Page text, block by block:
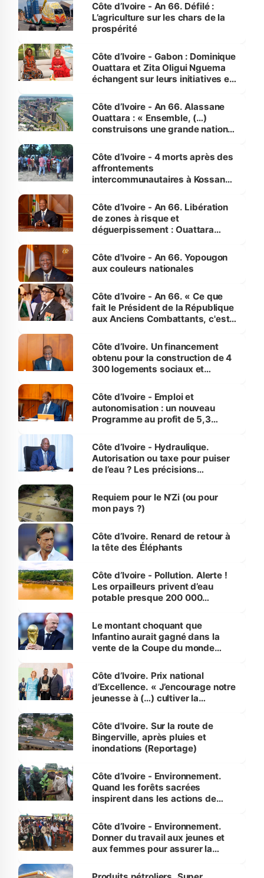
Côte d’Ivoire - An 66. Défilé :
L’agriculture sur les chars de la
prospérité
Côte d’Ivoire - Gabon : Dominique
Ouattara et Zita Oligui Nguema
échangent sur leurs initiatives en
enfants
Côte d’Ivoire - An 66. Alassane
Ouattara : « Ensemble, (…)
construisons une grande nation
générations futures »
Côte d’Ivoire - 4 morts après des
affrontements
intercommunautaires à Kossandji
milieu des sinistrés
Côte d’Ivoire - An 66. Libération
de zones à risque et
déguerpissement : Ouattara
l'Etat de droit pour préserver les
vies humaines »
Côte d'Ivoire - An 66. Yopougon
aux couleurs nationales
Côte d’Ivoire - An 66. « Ce que
fait le Président de la République
aux Anciens Combattants, c'est
Côte d’Ivoire. Un financement
obtenu pour la construction de 4
300 logements sociaux et
et Yamoussoukro
Côte d’Ivoire - Emploi et
autonomisation : un nouveau
Programme au profit de 5,3
Côte d’Ivoire - Hydraulique.
Autorisation ou taxe pour puiser
de l’eau ? Les précisions
Requiem pour le N’Zi (ou pour
mon pays ?)
Côte d’Ivoire. Renard de retour à
la tête des Éléphants
Côte d’Ivoire - Pollution. Alerte !
Les orpailleurs privent d’eau
potable presque 200 000
Le montant choquant que
Infantino aurait gagné dans la
vente de la Coupe du monde
Côte d’Ivoire. Prix national
d’Excellence. « J’encourage notre
jeunesse à (…) cultiver la
(Alassane Ouattara
Côte d'Ivoire. Sur la route de
Bingerville, après pluies et
inondations (Reportage)
Côte d’Ivoire - Environnement.
Quand les forêts sacrées
inspirent dans les actions de
Côte d’Ivoire - Environnement.
Donner du travail aux jeunes et
aux femmes pour assurer la
menacées